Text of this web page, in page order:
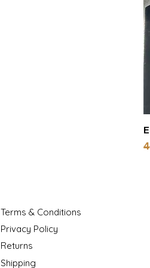
Terms & Conditions
Privacy Policy
Returns
Shipping